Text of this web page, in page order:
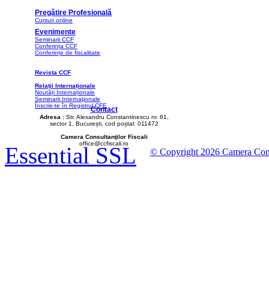
Pregătire Profesională
Cursuri online
Evenimente
Seminarii CCF
Conferința CCF
Conferințe de fiscalitate
Revista CCF
Relații Internaționale
Noutăți Internaționale
Seminarii Internaţionale
Înscrie-te în Registrul CFE
Contact
Adresa : Str. Alexandru Constantinescu nr. 61,
sector 1, București, cod poștal: 011472
Camera Consultanţilor Fiscali
office@ccfiscali.ro
© Copyright 2026 Camera
Essential SSL